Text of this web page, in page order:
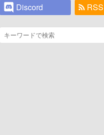
Discord
RSS